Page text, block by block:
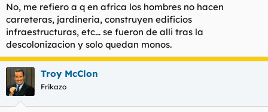
No, me refiero a q en africa los hombres no hacen
carreteras, jardineria, construyen edificios
infraestructuras, etc... se fueron de alli tras la
descolonizacion y solo quedan monos.
Troy McClon
Frikazo